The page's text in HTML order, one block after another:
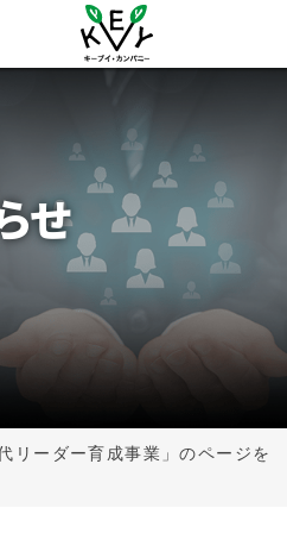
せ
リーダー育成事業」のページを